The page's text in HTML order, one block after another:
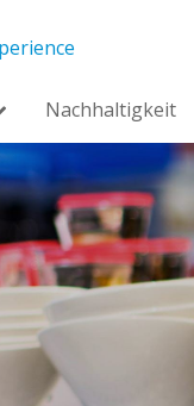
Nachhaltigkeit